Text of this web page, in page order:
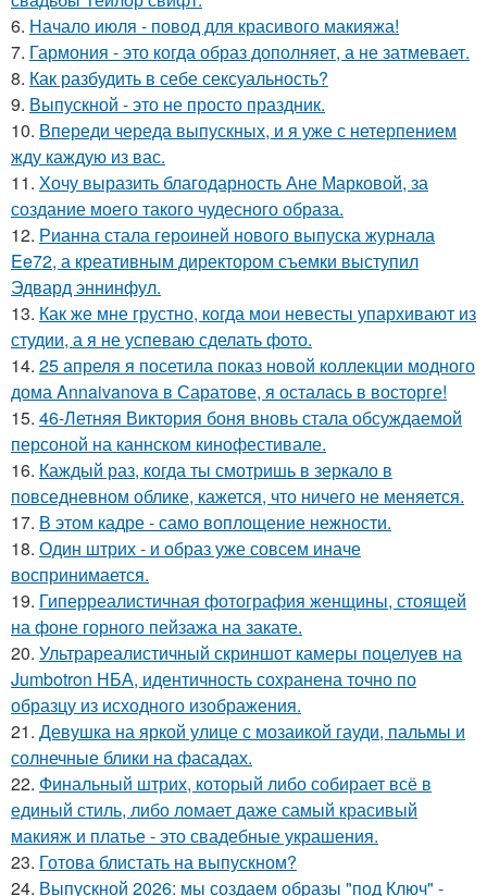
6. Начало июля - повод для красивого макияжа!
7. Гармония - это когда образ дополняет, а не затмевает.
8. Как разбудить в себе сексуальность?
9. Выпускной - это не просто праздник.
10. Впереди череда выпускных, и я уже с нетерпением
жду каждую из вас.
11. Хочу выразить благодарность Ане Марковой, за
создание моего такого чудесного образа.
12. Рианна стала героиней нового выпуска журнала
Ee72, а креативным директором съемки выступил
Эдвард эннинфул.
13. Как же мне грустно, когда мои невесты упархивают из
студии, а я не успеваю сделать фото.
14. 25 апреля я посетила показ новой коллекции модного
дома Annaivanova в Саратове, я осталась в восторге!
15. 46-Летняя Виктория боня вновь стала обсуждаемой
персоной на каннском кинофестивале.
16. Каждый раз, когда ты смотришь в зеркало в
повседневном облике, кажется, что ничего не меняется.
17. В этом кадре - само воплощение нежности.
18. Один штрих - и образ уже совсем иначе
воспринимается.
19. Гиперреалистичная фотография женщины, стоящей
на фоне горного пейзажа на закате.
20. Ультрареалистичный скриншот камеры поцелуев на
Jumbotron НБА, идентичность сохранена точно по
образцу из исходного изображения.
21. Девушка на яркой улице с мозаикой гауди, пальмы и
солнечные блики на фасадах.
22. Финальный штрих, который либо собирает всё в
единый стиль, либо ломает даже самый красивый
макияж и платье - это свадебные украшения.
23. Готова блистать на выпускном?
24. Выпускной 2026: мы создаем образы "под Ключ" -